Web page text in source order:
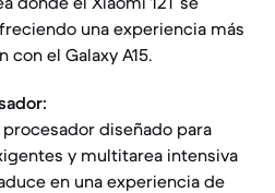
una experiencia más
el Galaxy A15.
procesador diseñado para
y multitarea intensiva
en una experiencia de